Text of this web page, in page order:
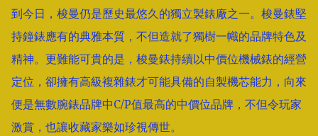
到今日，梭曼仍是歷史最悠久的獨立製錶廠之一。梭曼錶堅
持鐘錶應有的典雅本質，不但造就了獨樹一幟的品牌特色及
精神。更難能可貴的是，梭曼錶持續以中價位機械錶的經營
定位，卻擁有高級複雜錶才可能具備的自製機芯能力，向來
便是無數腕錶品牌中C/P值最高的中價位品牌，不但令玩家
激賞，也讓收藏家樂如珍視傳世。